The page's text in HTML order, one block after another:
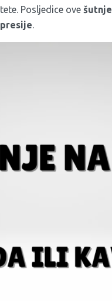
Posljedice ove šutnje
.